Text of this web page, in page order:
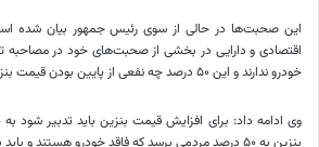
این صحبت‌ها در حالی از سوی رئیس جمهور بیان شده
خودرو ندارند و این ۵۰ درصد چه نفعی از پایین بودن قیمت بنزین می‌برند؟
وی ادامه داد: برای افزایش قیمت بنزین باید تدبیر شود
بنزین به ۵۰ درصد مردمی برسد که فاقد خودرو هستند و باید بر روی این مساله فکر شود.